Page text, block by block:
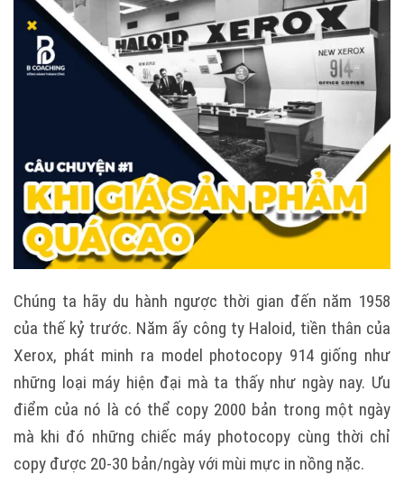
Chúng ta hãy du hành ngược thời gian đến năm 1958
của thế kỷ trước. Năm ấy công ty Haloid, tiền thân của
Xerox, phát minh ra model photocopy 914 giống như
những loại máy hiện đại mà ta thấy như ngày nay. Ưu
điểm của nó là có thể copy 2000 bản trong một ngày
mà khi đó những chiếc máy photocopy cùng thời chỉ
copy được 20-30 bản/ngày với mùi mực in nồng nặc.